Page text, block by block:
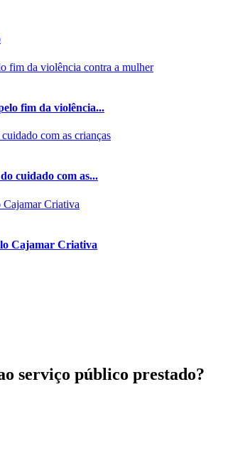
fim da violência...
cuidado com as...
Cajamar Criativa
serviço público prestado?